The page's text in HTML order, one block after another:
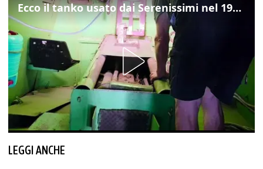
Ecco il tanko usato dai Serenissimi nel 1997 per il blitz a San Marco
LEGGI ANCHE